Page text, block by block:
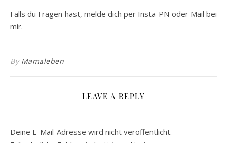
Falls du Fragen hast, melde dich per Insta-PN oder Mail bei
mir.
By Mamaleben
LEAVE A REPLY
Deine E-Mail-Adresse wird nicht veröffentlicht.